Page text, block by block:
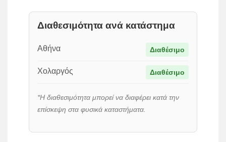
Διαθεσιμότητα ανά κατάστημα
Αθήνα Διαθέσιμο
Χολαργός Διαθέσιμο
*Η διαθεσιμότητα μπορεί να διαφέρει κατά την
επίσκεψη στα φυσικά καταστήματα.